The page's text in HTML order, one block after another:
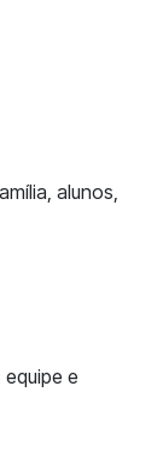
alunos,
e